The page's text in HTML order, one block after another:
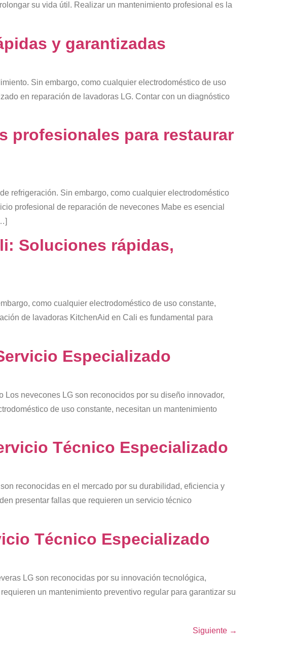
su vida útil. Realizar un mantenimiento profesional es la
y garantizadas
Sin embargo, como cualquier electrodoméstico de uso
en reparación de lavadoras LG. Contar con un diagnóstico
profesionales para restaurar
refrigeración. Sin embargo, como cualquier electrodoméstico
profesional de reparación de nevecones Mabe es esencial
Soluciones rápidas,
como cualquier electrodoméstico de uso constante,
de lavadoras KitchenAid en Cali es fundamental para
Especializado
nevecones LG son reconocidos por su diseño innovador,
de uso constante, necesitan un mantenimiento
Técnico Especializado
reconocidas en el mercado por su durabilidad, eficiencia y
presentar fallas que requieren un servicio técnico
Técnico Especializado
LG son reconocidas por su innovación tecnológica,
un mantenimiento preventivo regular para garantizar su
Siguiente →